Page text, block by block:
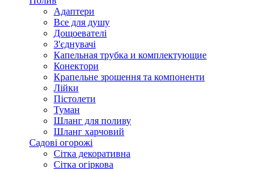
Адаптери
Все для душу
Дощоевателі
З'єднувачі
Капельная трубка и комплектующие
Конектори
Крапельне зрошення та компоненти
Лійки
Пістолети
Туман
Шланг для поливу
Шланг харчовий
Садові огорожі
Сітка декоративна
Сітка огіркова